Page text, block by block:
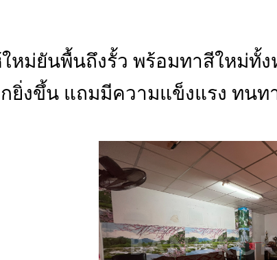
หม่ยันพื้นถึงรั้ว พร้อมทาสีใหม่ทั้
ยิ่งขึ้น แถมมีความแข็งแรง ทนท